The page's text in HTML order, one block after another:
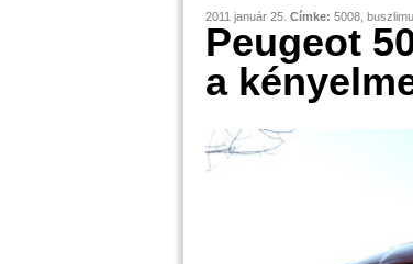
2011 január 25. Címke: 5008
Peugeot
a